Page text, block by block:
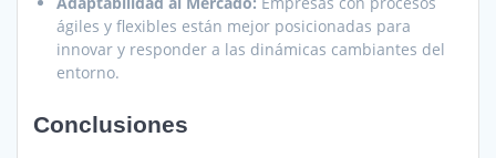
ágiles y flexibles están mejor posicionadas para
innovar y responder a las dinámicas cambiantes del
entorno.
Conclusiones